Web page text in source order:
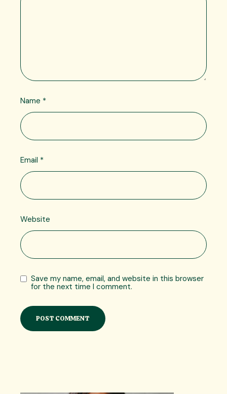
Name *
Email *
Website
Save my name, email, and website in this browser
for the next time I comment.
POST COMMENT